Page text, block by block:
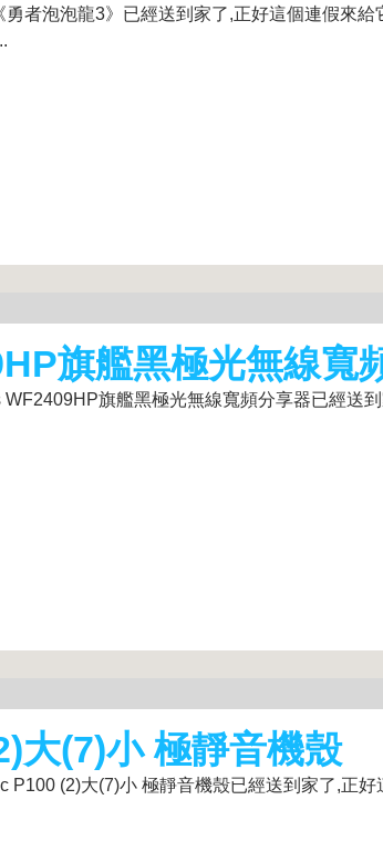
者泡泡龍3》已經送到家了,正好這個連假來
旗艦黑極光無線寬
旗艦黑極光無線寬頻分享器已經送
大(7)小 極靜音機殼
P100 (2)大(7)小 極靜音機殼已經送到家了,正